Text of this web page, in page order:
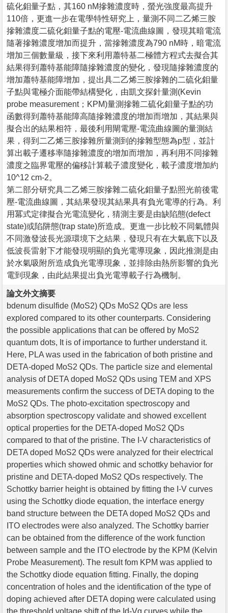
硫化鉬量子點，其160 nM摻雜濃度時，螢光強度最高提升
110倍，更進一步在電學特性研究上，量測不同二乙烯三胺
摻雜濃度二硫化鉬量子點的電壓-電流曲線圖，發現其暗電流
隨著摻雜濃度增加而提升，當摻雜濃度為790 nM時，暗電流
增加三個數量級，接下來利用蕭特基二極體方程式去擬合其
結果得到蕭特基能障隨摻雜濃度的變化，發現隨摻雜濃度的
增加蕭特基能障增加，提出具二乙烯三胺摻雜的二硫化鉬量
子點與電極介面能帶結構變化，由凱文探針量測(Kevin
probe measurement；KPM)量測摻雜二硫化鉬量子點的功
函數得到蕭特基能障高隨摻雜濃度的增加而增加，其結果與
擬合出的結果相符，最後利用閘電壓-電流曲線圖的量測結
果，得到二乙烯三胺摻雜所量測到的摻雜型態為p型，並計
算出載子遷移率隨摻雜濃度的增加而增加，再利用不同摻雜
濃度之臨界電壓的偏移計算載子濃度變化，載子濃度增加約
10^12 cm-2。
第二部分研究具二乙烯三胺摻雜二硫化鉬量子點照光前後電
壓-電流曲線圖，其結果發現其結果具有負光電導的行為。利
用冪式定律擬合光電流變化，猜測主要是由缺陷態(defect
state)或陷阱態(trap state)所造成。更進一步比較不同氣體與
不同激發波長光源環境下之結果，發現只有在大氣底下以及
低波長雷射下才能發現明顯的負光電導現象，因此推測是由
於水氣吸附所造成負光電導現象，並排除由熱所影響的負光
電到現象，由此結果提出負光電導載子行為機制。
論文外文摘要
bdenum disulfide (MoS2) QDs MoS2 QDs are less
explored compared to its other counterparts. Considering
the possible applications that can be offered by MoS2
quantum dots, It is of importance to further understand it.
Here, PLA was used in the fabrication of both pristine and
DETA-doped MoS2 QDs. The particle size and elemental
analysis of DETA doped MoS2 QDs using TEM and XPS
measurements confirm the success of DETA doping to the
MoS2 QDs. The photo-excitation spectroscopy and
absorption spectroscopy validate and showed excellent
optical properties for the DETA-doped MoS2 QDs
compared to that of the pristine. The I-V characteristics of
DETA doped MoS2 QDs were analyzed for their electrical
properties which showed ohmic and schottky behavior for
pristine and DETA-doped MoS2 QDs respectively. The
Schottky barrier height is obtained by fitting the I-V curves
using the Schottky diode equation, the interface energy
band structure between the DETA doped MoS2 QDs and
ITO electrodes were also analyzed. The Schottky barrier
can be obtained from the difference of the work function
between sample and the ITO electrode by the KPM (Kelvin
Probe Measurement). The result fom KPM was applied to
the Schottky diode equation fitting. Finally, the doping
concentration of holes and the identification of the type of
doping achieved after DETA doping were calculated using
the threshold voltage shift of the Id-Vg curves while the